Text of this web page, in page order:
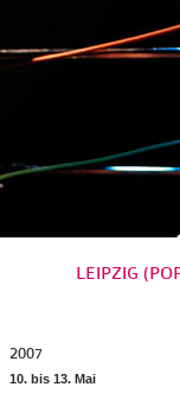
LEIPZIG
2007
10. bis 13. Mai